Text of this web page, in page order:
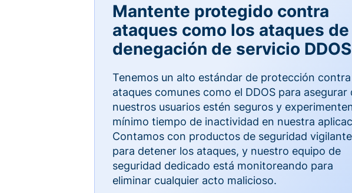
Mantente protegido contra
ataques como los ataques de
denegación de servicio DDOS
Tenemos un alto estándar de protección contra
ataques comunes como el DDOS para asegurar
nuestros usuarios estén seguros y
mínimo tiempo de inactividad en nuestra
Contamos con productos de seguridad
para detener los ataques, y nuestro equipo de
seguridad dedicado está monitoreando para
eliminar cualquier acto malicioso.